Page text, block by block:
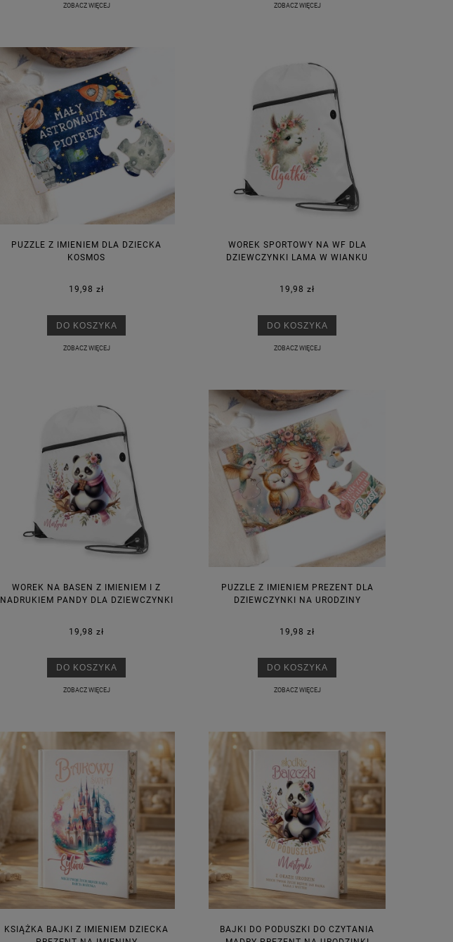
ZOBACZ WIĘCEJ ZOBACZ WIĘCEJ
PUZZLE Z IMIENIEM DLA DZIECKA
KOSMOS
19,98 zł
DO KOSZYKA
ZOBACZ WIĘCEJ
WOREK SPORTOWY NA WF DLA
DZIEWCZYNKI LAMA W WIANKU
19,98 zł
DO KOSZYKA
ZOBACZ WIĘCEJ
WOREK NA BASEN Z IMIENIEM I Z
NADRUKIEM PANDY DLA DZIEWCZYNKI
19,98 zł
DO KOSZYKA
ZOBACZ WIĘCEJ
PUZZLE Z IMIENIEM PREZENT DLA
DZIEWCZYNKI NA URODZINY
19,98 zł
DO KOSZYKA
ZOBACZ WIĘCEJ
KSIĄŻKA BAJKI Z IMIENIEM DZIECKA
BAJKI DO PODUSZKI DO CZYTANIA